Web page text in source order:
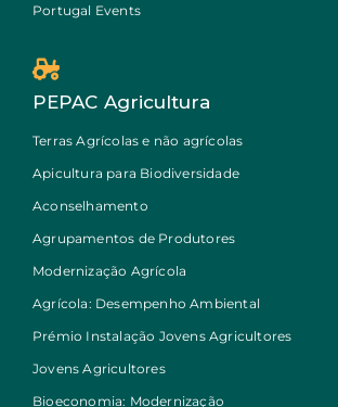
Portugal Events
PEPAC Agricultura
Terras Agrícolas e não agrícolas
Apicultura para Biodiversidade
Aconselhamento
Agrupamentos de Produtores
Modernização Agrícola
Agrícola: Desempenho Ambiental
Prémio Instalação Jovens Agricultores
Jovens Agricultores
Bioeconomia: Modernização